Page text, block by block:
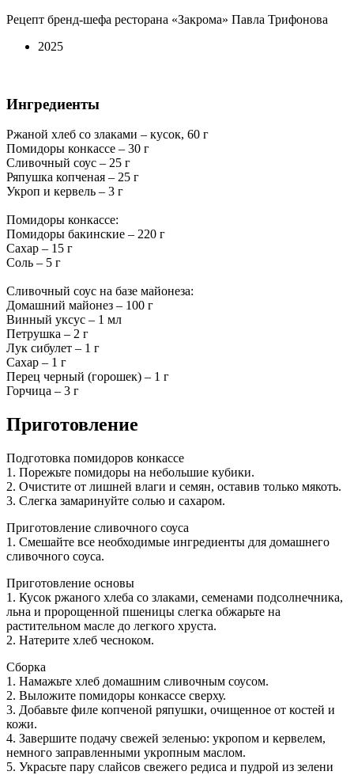
Рецепт бренд-шефа ресторана «Закрома» Павла Трифонова
2025
Ингредиенты
Ржаной хлеб со злаками – кусок, 60 г
Помидоры конкассе – 30 г
Сливочный соус – 25 г
Ряпушка копченая – 25 г
Укроп и кервель – 3 г
Помидоры конкассе:
Помидоры бакинские – 220 г
Сахар – 15 г
Соль – 5 г
Сливочный соус на базе майонеза:
Домашний майонез – 100 г
Винный уксус – 1 мл
Петрушка – 2 г
Лук сибулет – 1 г
Сахар – 1 г
Перец черный (горошек) – 1 г
Горчица – 3 г
Приготовление
Подготовка помидоров конкассе
1. Порежьте помидоры на небольшие кубики.
2. Очистите от лишней влаги и семян, оставив только мякоть.
3. Слегка замаринуйте солью и сахаром.
Приготовление сливочного соуса
1. Смешайте все необходимые ингредиенты для домашнего
сливочного соуса.
Приготовление основы
1. Кусок ржаного хлеба со злаками, семенами подсолнечника,
льна и пророщенной пшеницы слегка обжарьте на
растительном масле до легкого хруста.
2. Натерите хлеб чесноком.
Сборка
1. Намажьте хлеб домашним сливочным соусом.
2. Выложите помидоры конкассе сверху.
3. Добавьте филе копченой ряпушки, очищенное от костей и
кожи.
4. Завершите подачу свежей зеленью: укропом и кервелем,
немного заправленными укропным маслом.
5. Украсьте пару слайсов свежего редиса и пудрой из зелени